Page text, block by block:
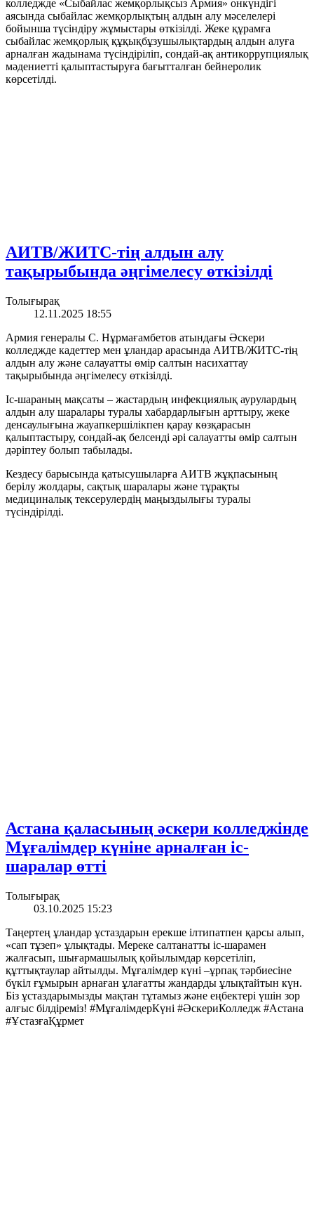
колледжде «Сыбайлас жемқорлықсыз Армия» онкүндігі
аясында сыбайлас жемқорлықтың алдын алу мәселелері
бойынша түсіндіру жұмыстары өткізілді. Жеке құрамға
сыбайлас жемқорлық құқықбұзушылықтардың алдын алуға
арналған жадынама түсіндіріліп, сондай-ақ антикоррупциялық
мәдениетті қалыптастыруға бағытталған бейнеролик
көрсетілді.
АИТВ/ЖИТС-тің алдын алу
тақырыбында әңгімелесу өткізілді
Толығырақ
12.11.2025 18:55
Армия генералы С. Нұрмағамбетов атындағы Әскери
колледжде кадеттер мен ұландар арасында АИТВ/ЖИТС-тің
алдын алу және салауатты өмір салтын насихаттау
тақырыбында әңгімелесу өткізілді.
Іс-шараның мақсаты – жастардың инфекциялық аурулардың
алдын алу шаралары туралы хабардарлығын арттыру, жеке
денсаулығына жауапкершілікпен қарау көзқарасын
қалыптастыру, сондай-ақ белсенді әрі салауатты өмір салтын
дәріптеу болып табылады.
Кездесу барысында қатысушыларға АИТВ жұқпасының
берілу жолдары, сақтық шаралары және тұрақты
медициналық тексерулердің маңыздылығы туралы
түсіндірілді.
Астана қаласының әскери колледжінде
Мұғалімдер күніне арналған іс-
шаралар өтті
Толығырақ
03.10.2025 15:23
Таңертең ұландар ұстаздарын ерекше ілтипатпен қарсы алып,
«сап тұзеп» ұлықтады. Мереке салтанатты іс-шарамен
жалғасып, шығармашылық қойылымдар көрсетіліп,
құттықтаулар айтылды. Мұғалімдер күні –ұрпақ тәрбиесіне
бүкіл ғұмырын арнаған ұлағатты жандарды ұлықтайтын күн.
Біз ұстаздарымызды мақтан тұтамыз және еңбектері үшін зор
алғыс білдіреміз! #МұғалімдерКүні #ӘскериКолледж #Астана
#ҰстазғаҚұрмет